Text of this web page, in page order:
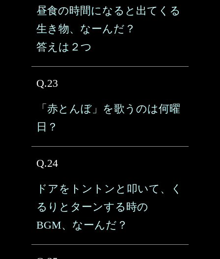
昼食の時間になると出てくる
生き物、なーんだ？
答えは２つ
Q.23
「赤とんぼ」を歌うのは何曜
日？
Q.24
ドアをトントンと叩いて、く
るりとターンする時の
BGM、なーんだ？